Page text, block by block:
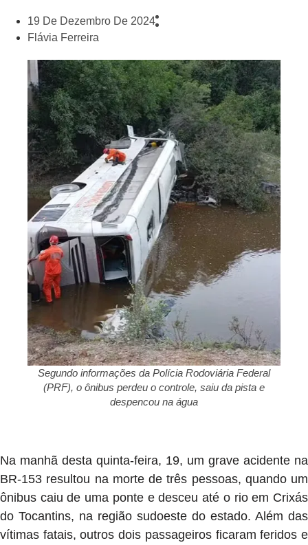
19 De Dezembro De 2024
Flávia Ferreira
Segundo informações da Polícia Rodoviária Federal
(PRF), o ônibus perdeu o controle, saiu da pista e
despencou na água
Na manhã desta quinta-feira, 19, um grave acidente na
BR-153 resultou na morte de três pessoas, quando um
ônibus caiu de uma ponte e desceu até o rio em Crixás
do Tocantins, na região sudoeste do estado. Além das
vítimas fatais, outros dois passageiros ficaram feridos e